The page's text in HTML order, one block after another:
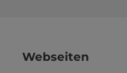
Webseiten